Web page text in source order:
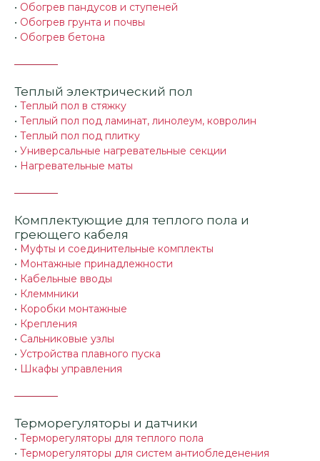
• Обогрев пандусов и ступеней
• Обогрев грунта и почвы
• Обогрев бетона
Теплый электрический пол
• Теплый пол в стяжку
• Теплый пол под ламинат, линолеум, ковролин
• Теплый пол под плитку
• Универсальные нагревательные секции
• Нагревательные маты
Комплектующие для теплого пола и
греющего кабеля
• Муфты и соединительные комплекты
• Монтажные принадлежности
• Кабельные вводы
• Клеммники
• Коробки монтажные
• Крепления
• Сальниковые узлы
• Устройства плавного пуска
• Шкафы управления
Терморегуляторы и датчики
• Терморегуляторы для теплого пола
• Терморегуляторы для систем антиобледенения